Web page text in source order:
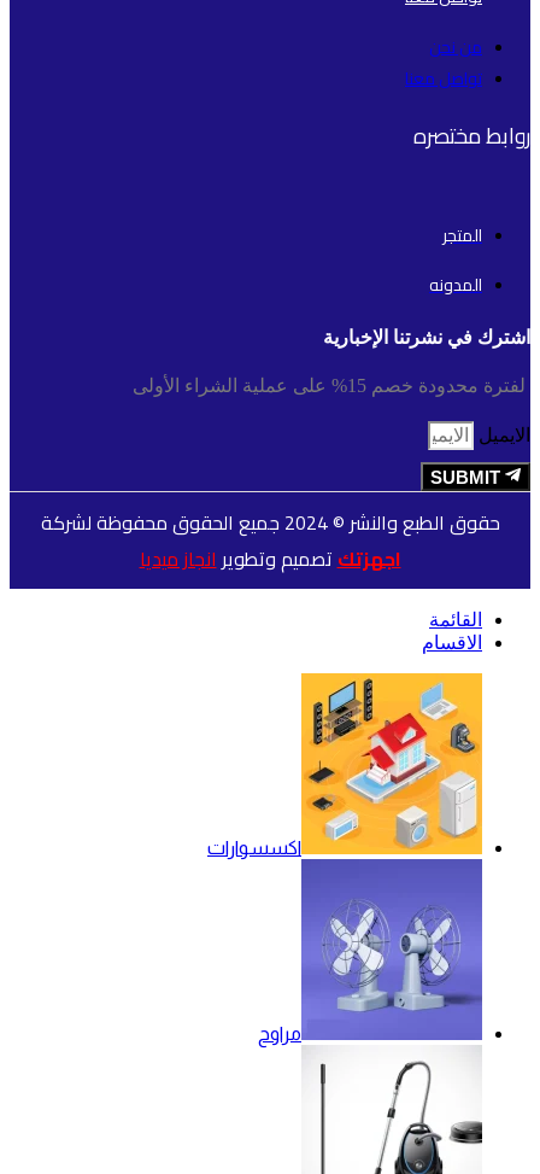
من نحن
تواصل معنا
روابط مختصره
المتجر
المدونه
اشترك في نشرتنا الإخبارية
لفترة محدودة خصم 15% على عملية الشراء الأولى
الايميل
SUBMIT
حقوق الطبع والنشر © 2024 جميع الحقوق محفوظة لشركة
اجهزتكتصميم وتطويرانجاز ميديا
القائمة
الاقسام
اكسسوارات
مراوح